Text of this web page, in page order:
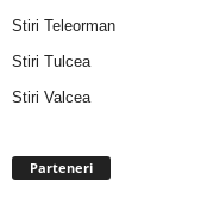
Stiri Teleorman
Stiri Tulcea
Stiri Valcea
Parteneri